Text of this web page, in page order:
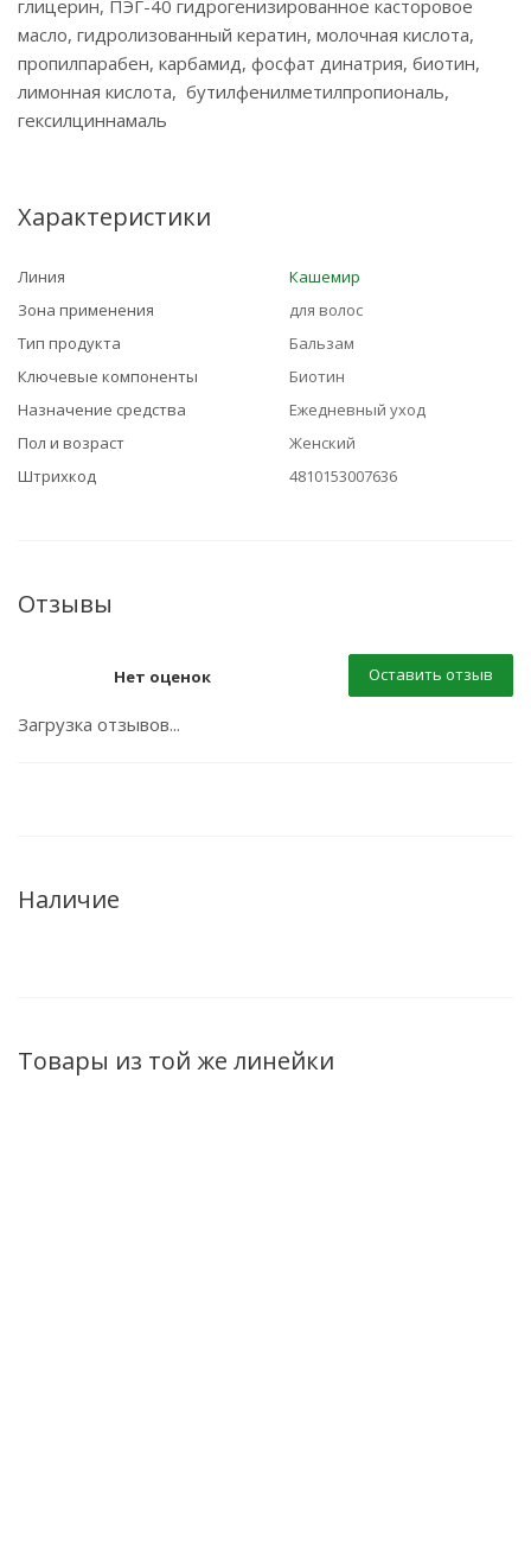
глицерин, ПЭГ-40 гидрогенизированное касторовое
масло, гидролизованный кератин, молочная кислота,
пропилпарабен, карбамид, фосфат динатрия, биотин,
лимонная кислота, бутилфенилметилпропиональ,
гексилциннамаль
Характеристики
Линия
Кашемир
Зона применения
для волос
Тип продукта
Бальзам
Ключевые компоненты
Биотин
Назначение средства
Ежедневный уход
Пол и возраст
Женский
Штрихкод
4810153007636
Отзывы
Нет оценок Оставить отзыв
Загрузка отзывов...
Наличие
Товары из той же линейки